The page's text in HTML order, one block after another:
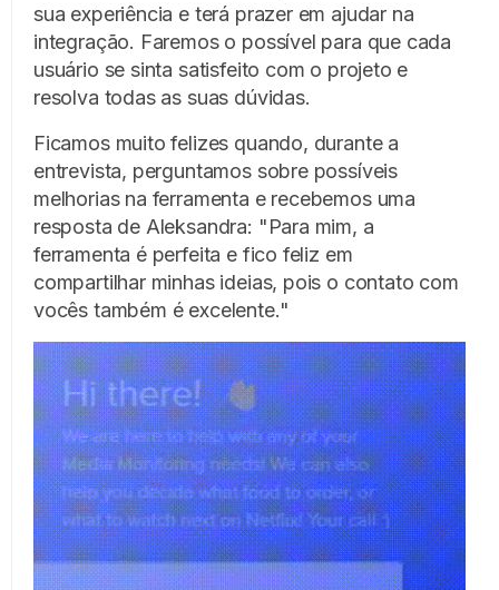
sua experiência e terá prazer em ajudar na
integração. Faremos o possível para que cada
usuário se sinta satisfeito com o projeto e
resolva todas as suas dúvidas.
Ficamos muito felizes quando, durante a
entrevista, perguntamos sobre possíveis
melhorias na ferramenta e recebemos uma
resposta de Aleksandra: "Para mim, a
ferramenta é perfeita e fico feliz em
compartilhar minhas ideias, pois o contato com
vocês também é excelente."